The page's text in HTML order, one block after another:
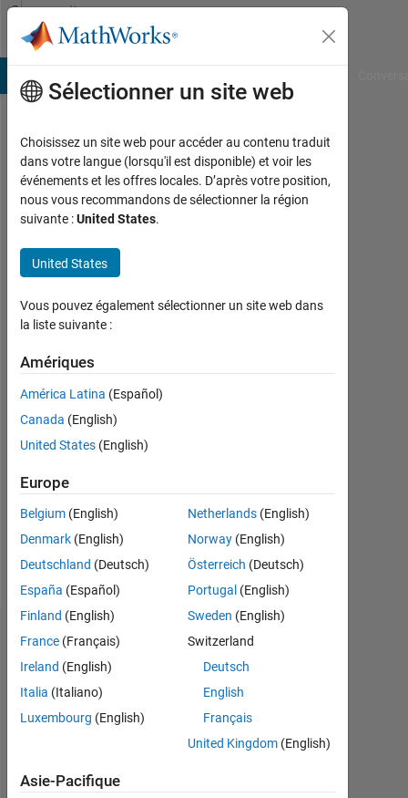
Passer au contenu
Community
Profile
Jakob
Klein
Last
plus
de 5
y a
Actif
depuis
2019
0
Following:
0
Follow
Tableau de bord
Statistiques
MATLAB Answers
Sélectionner un site web
Choisissez un site web pour accéder au contenu traduit
dans votre langue (lorsqu'il est disponible) et voir les
événements et les offres locales. D’après votre position,
nous vous recommandons de sélectionner la région
suivante :United States.
United States
Vous pouvez également sélectionner un site web dans
la liste suivante :
Amériques
América Latina (Español)
Canada (English)
United States (English)
Europe
Belgium (English)
Denmark (English)
Deutschland (Deutsch)
España (Español)
Finland (English)
France (Français)
Ireland (English)
Italia (Italiano)
Luxembourg (English)
Netherlands(English)
Norway(English)
Österreich (Deutsch)
Portugal (English)
Sweden (English)
Switzerland
Deutsch
English
Français
United Kingdom(English)
Asie-Pacifique